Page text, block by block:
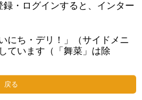
・ログインすると、インター
にち・デリ！」（サイドメニ
ています（「舞菜」は除
戻る